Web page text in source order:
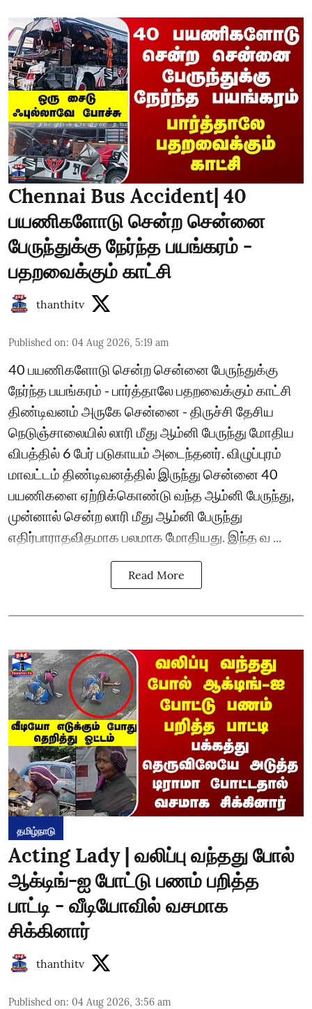
Chennai Bus Accident| 40
பயணிகளோடு சென்ற சென்னை
பேருந்துக்கு நேர்ந்த பயங்கரம் -
பதறவைக்கும் காட்சி
thanthitv
Published on: 04 Aug 2026, 5:19 am
40 பயணிகளோடு சென்ற சென்னை பேருந்துக்கு
நேர்ந்த பயங்கரம் - பார்த்தாலே பதறவைக்கும் காட்சி
திண்டிவனம் அருகே சென்னை - திருச்சி தேசிய
நெடுஞ்சாலையில் லாரி மீது ஆம்னி பேருந்து மோதிய
விபத்தில் 6 பேர் படுகாயம் அடைந்தனர். விழுப்புரம்
மாவட்டம் திண்டிவனத்தில் இருந்து சென்னை 40
பயணிகளை ஏற்றிக்கொண்டு வந்த ஆம்னி பேருந்து,
முன்னால் சென்ற லாரி மீது ஆம்னி பேருந்து
எதிர்பாராதவிதமாக பலமாக மோதியது. இந்த வ ...
Read More
தமிழ்நாடு
Acting Lady | வலிப்பு வந்தது போல்
ஆக்டிங்-ஐ போட்டு பணம் பறித்த
பாட்டி - வீடியோவில் வசமாக
சிக்கினார்
thanthitv
Published on: 04 Aug 2026, 3:56 am